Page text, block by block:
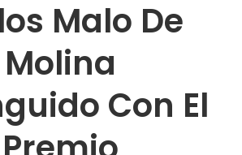
Malo De
Molina
Con El